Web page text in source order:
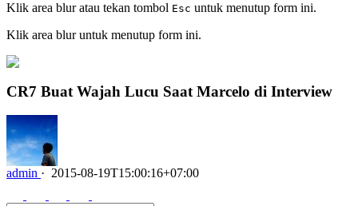
Klik area blur atau tekan tombol Esc untuk menutup form ini.
Klik area blur untuk menutup form ini.
CR7 Buat Wajah Lucu Saat Marcelo di Interview
admin · 2015-08-19T15:00:16+07:00